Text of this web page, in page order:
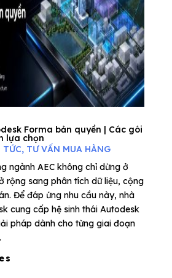
Forma bản quyền | Các gói
lựa chọn
, TƯ VẤN MUA HÀNG
ngành AEC không chỉ dừng ở
rộng sang phân tích dữ liệu, cộng
Để đáp ứng nhu cầu này, nhà
cung cấp hệ sinh thái Autodesk
pháp dành cho từng giai đoạn